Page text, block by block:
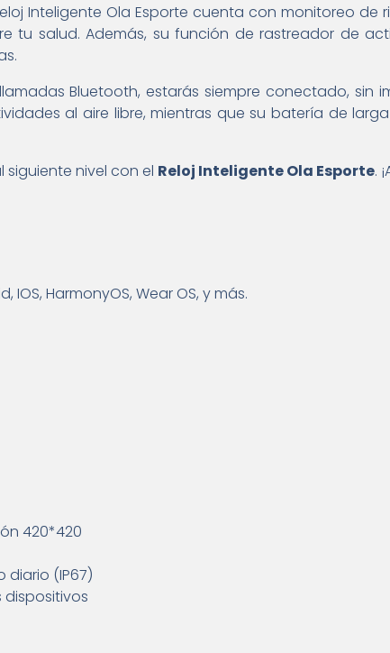
Inteligente Ola Esporte cuenta con monitoreo
tu salud. Además, su función de rastreador de
Bluetooth, estarás siempre conectado, sin
al aire libre, mientras que su batería de
siguiente nivel con el Reloj Inteligente Ola Esporte.
HarmonyOS, Wear OS, y más.
420*420
diario (IP67)